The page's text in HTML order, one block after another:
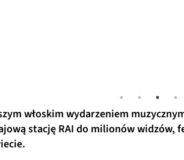
włoskim wydarzeniem
stację RAI do milionów